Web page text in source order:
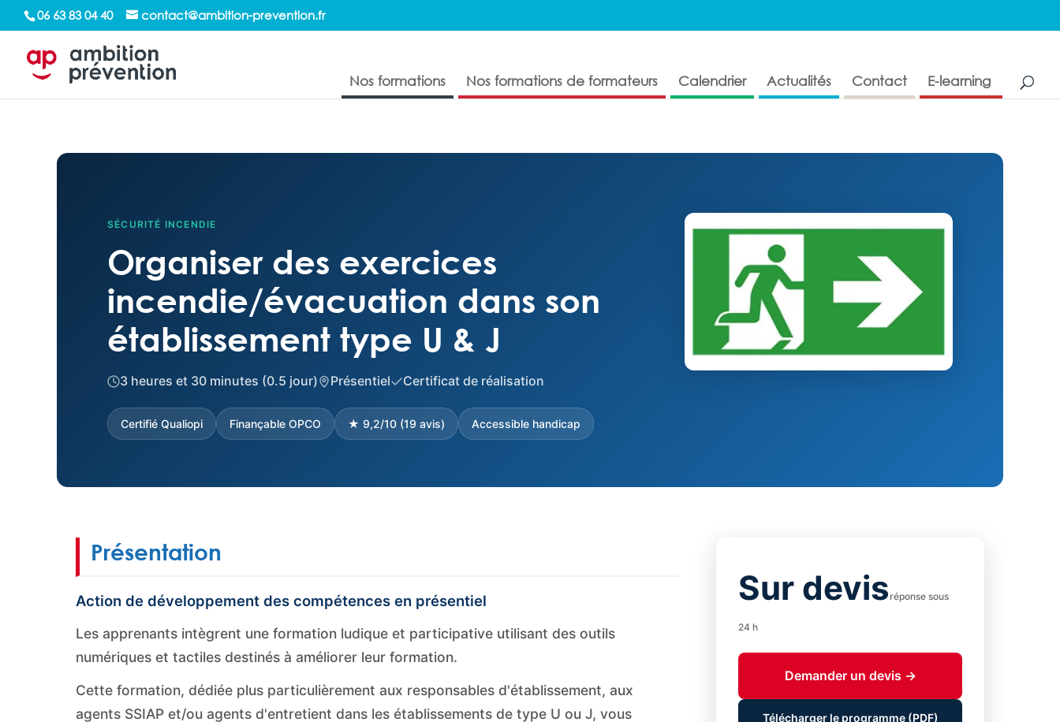
/*sticky sidebar*/
06 63 83 04 40 contact@ambition-prevention.fr
Nos formations Nos formations de formateurs Calendrier Actualités Contact E-learning
SÉCURITÉ INCENDIE
Organiser des exercices
incendie/évacuation dans son
établissement type U & J
3 heures et 30 minutes (0.5 jour) Présentiel Certificat de réalisation
Certifié Qualiopi Finançable OPCO ★ 9,2/10 (19 avis) Accessible handicap
Présentation
Action de développement des compétences en présentiel
Les apprenants intègrent une formation ludique et participative utilisant des outils
numériques et tactiles destinés à améliorer leur formation.
Cette formation, dédiée plus particulièrement aux responsables d'établissement, aux
agents SSIAP et/ou agents d'entretient dans les établissements de type U ou J, vous
Sur devisréponse sous
24 h
Demander un devis →
Télécharger le programme (PDF)